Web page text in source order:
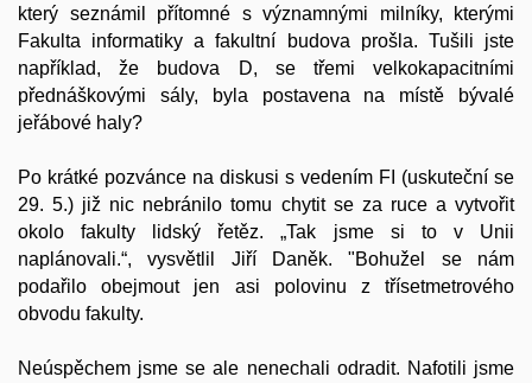
který seznámil přítomné s významnými milníky, kterými
Fakulta informatiky a fakultní budova prošla. Tušili jste
například, že budova D, se třemi velkokapacitními
přednáškovými sály, byla postavena na místě bývalé
jeřábové haly?
Po krátké pozvánce na diskusi s vedením FI (uskuteční se
29. 5.) již nic nebránilo tomu chytit se za ruce a vytvořit
okolo fakulty lidský řetěz. „Tak jsme si to v Unii
naplánovali.“, vysvětlil Jiří Daněk. "Bohužel se nám
podařilo obejmout jen asi polovinu z třísetmetrového
obvodu fakulty.
Neúspěchem jsme se ale nenechali odradit. Nafotili jsme